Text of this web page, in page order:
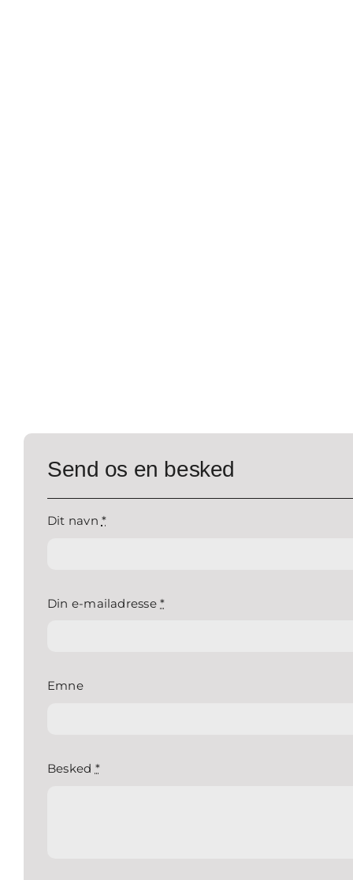
Send os en besked
Dit navn *
Din e-mailadresse*
Emne
Besked *